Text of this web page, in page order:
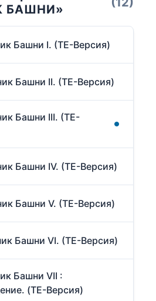
БАШНИ»
Башни I. (TE-Версия)
Башни II. (TE-Версия)
Башни III. (TE-
Башни IV. (TE-Версия)
Башни V. (TE-Версия)
Башни VI. (TE-Версия)
Башни VII :
(TE-Версия)